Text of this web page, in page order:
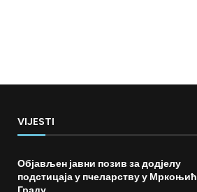
VIJESTI
Објављен јавни позив за додјелу
подстицаја у пчеларству у Мркоњић